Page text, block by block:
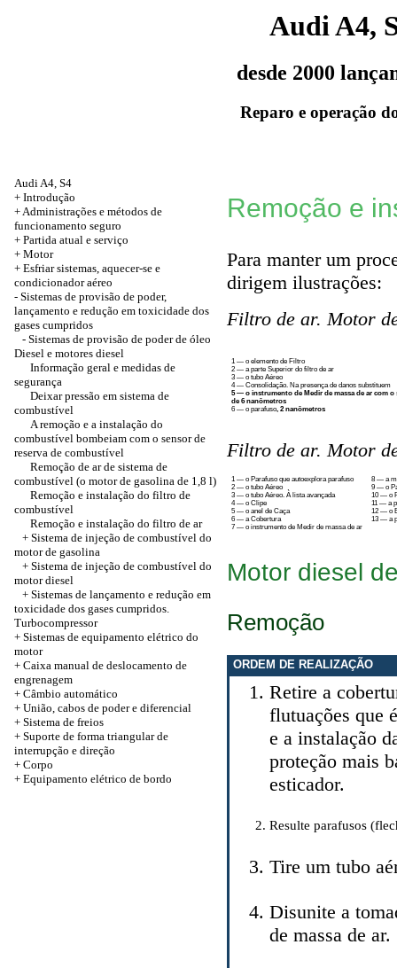
Audi A4,
desde 2000
Reparo e operação
Audi A4, S4
+ Introdução
+Administrações e métodos de
funcionamento seguro
+ Partida atual e serviço
+ Motor
+ Esfriar sistemas, aquecer-se e
condicionador aéreo
- Sistemas de provisão de poder,
lançamento e redução em toxicidade dos
gases cumpridos
- Sistemas de provisão de poder de óleo
Diesel e motores diesel
Informação geral e medidas de
segurança
Deixar pressão em sistema de
combustível
A remoção e a instalação do
combustível bombeiam com o sensor de
reserva de combustível
Remoção de ar de sistema de
combustível (o motor de gasolina de 1,8 l)
Remoção e instalação do filtro de
combustível
Remoção e instalação do filtro de ar
+ Sistema de injeção de combustível do
motor de gasolina
+ Sistema de injeção de combustível do
motor diesel
+ Sistemas de lançamento e redução em
toxicidade dos gases cumpridos.
Turbocompressor
+ Sistemas de equipamento elétrico do
motor
+ Caixa manual de deslocamento de
engrenagem
+ Câmbio automático
+ União, cabos de poder e diferencial
+ Sistema de freios
+ Suporte de forma triangular de
interrupção e direção
+ Corpo
+ Equipamento elétrico de bordo
Remoção e
Para manter um
dirigem ilustrações:
Filtro de ar. Motor
1 — o elemento de Filtro
2 — a parte Superior do filtro de ar
3 — o tubo Aéreo
4 — Consolidação. Na presença de danos substituem
5 — o instrumento de Medir de massa de ar com
de 6 nanômetros
6 — o parafuso, 2 nanômetros
Filtro de ar. Motor
1 — o Parafuso que autoexplora parafuso
2 — o tubo Aéreo
3 — o tubo Aéreo. À lista avançada
4 — o Clipe
5 — o anel de Caça
6 — a Cobertura
7 — o instrumento de Medir de massa de ar
8 — a
9 — o
10 — o
11 — a
12 — o
13 — a
Motor diesel
Remoção
ORDEM DE REALIZAÇÃO
Retire a
flutuações que
e a instalação
proteção mais
esticador.
Resulte parafusos
Tire um tubo
Disunite a
de massa de ar.